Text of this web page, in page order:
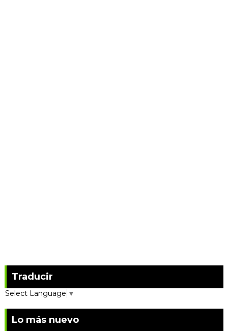
Traducir
Select Language ▼
Lo más nuevo